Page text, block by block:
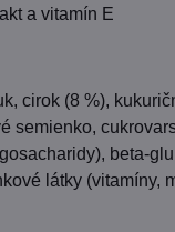
a vitamín E
cirok (8 %),
semienko,
beta-
látky (vitamíny,